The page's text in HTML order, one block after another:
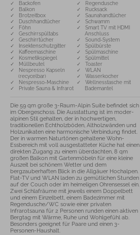
✓ Backofen
✓ Balkon
✓ Brotzeitbox
✓ Duschhandtücher
✓ Föhn
✓ Geschirrspültabs
✓ Geschirrtücher
✓ Insektenschutzgitter
✓ Kaffeemaschine
✓ Kosmetikspiegel
✓ Müllbeutel
✓ Nespresso Kapseln
(recycelbar)
✓ Nespresso-Maschine
✓ Private Sauna & Infrarot
✓ Regendusche
✓ Rucksack
✓ Saunahandtücher
✓ Schwamm
✓ Smart TV mit HDMI
Anschluss
✓ Sound-System
✓ Spülbürste
✓ Spülmaschine
✓ Spülmittel
✓ Toaster
✓ WLAN
✓ Wasserkocher
✓ Wellnesstasche mit
Bademantel
Die 59 qm große 3-Raum-Alpin Suite befindet sich
im Obergeschoss. Die Ausstattung ist im moder-
alpinen Stil gehalten, der in hochwertigen,
traditionellen Echtholzböden, Altholzwänden und
Holzunikaten eine harmonische Verbindung findet.
Der in warmen Naturtönen gehaltene Wohn-
Essbereich mit voll ausgestatteter Küche hat einen
direkten Zugang zu einem überdachten, 8 qm
großen Balkon mit Gartenmöbeln für eine kleine
Auszeit bei schönem Wetter und dem
bergzauberhaften Blick in die Allgäuer Hochalpen.
Flat-TV und WLAN laden zu gemütlichen Stunden
auf der Couch oder im heimeligen Ohrensessel ein.
Zwei Schlafräume mit jeweils einem Doppelbett
und einem Einzelbett, einem Badezimmer mit
Regendusche/WC sowie einer privaten
Infrarotsauna für 2 Personen runden einen aktiven
Bergtag mit Wärme, Ruhe und Wohlgefühl ab.
Besonders geeignet für Paare und einen 3-
Personen-Haushalt.